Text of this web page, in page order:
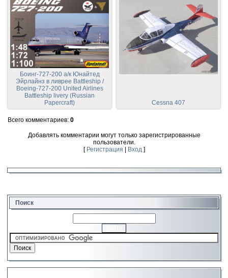
Боинг-727-200 а/к Юнайтед
Эйрлайнз в ливрее Battleship /
Boeing-727-200 United Airlines
Battleship livery (Russian
Papercraft)
Cessna 407
Всего комментариев: 0
Добавлять комментарии могут только зарегистрированные
пользователи.
[ Регистрация Вход]
Поиск